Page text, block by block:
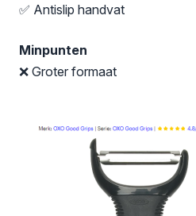
✅ Antislip handvat
Minpunten
❌ Groter formaat